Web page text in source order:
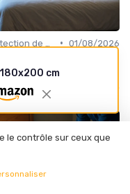
• 01/08/2026
Alèse Jetable
cm
le contrôle sur ceux que